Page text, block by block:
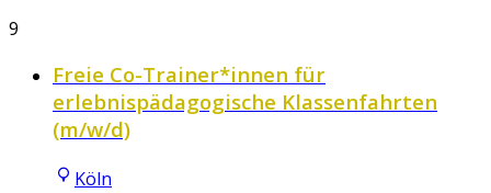
9
Freie Co-Trainer*innen für
erlebnispädagogische Klassenfahrten
(m/w/d)
Köln